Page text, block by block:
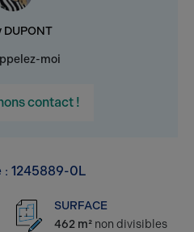
DUPONT
moi
contact !
: 1245889-0L
SURFACE
462 m² non divisibles